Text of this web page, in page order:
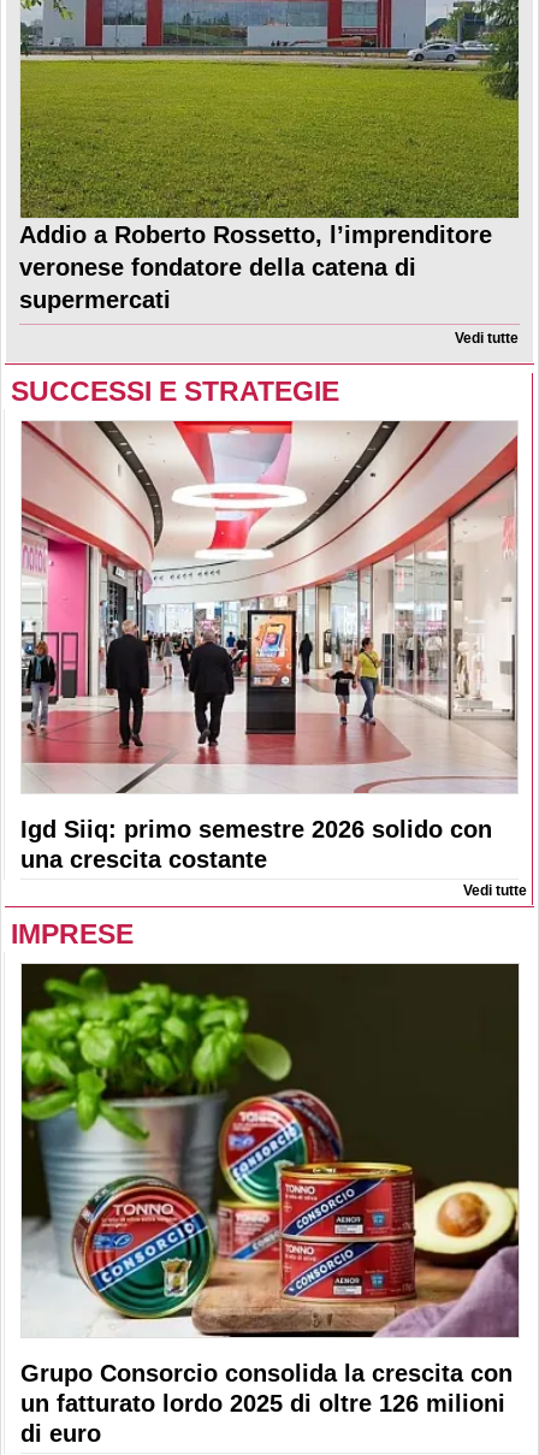
Addio a Roberto Rossetto, l’imprenditore
veronese fondatore della catena di
supermercati
Vedi tutte
SUCCESSI E STRATEGIE
Igd Siiq: primo semestre 2026 solido con
una crescita costante
Vedi tutte
IMPRESE
Grupo Consorcio consolida la crescita con
un fatturato lordo 2025 di oltre 126 milioni
di euro